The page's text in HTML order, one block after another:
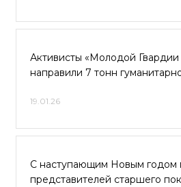
Активисты «Молодой
направили 7 тонн
19.01.26
С наступающим Новым годом
представителей старшего